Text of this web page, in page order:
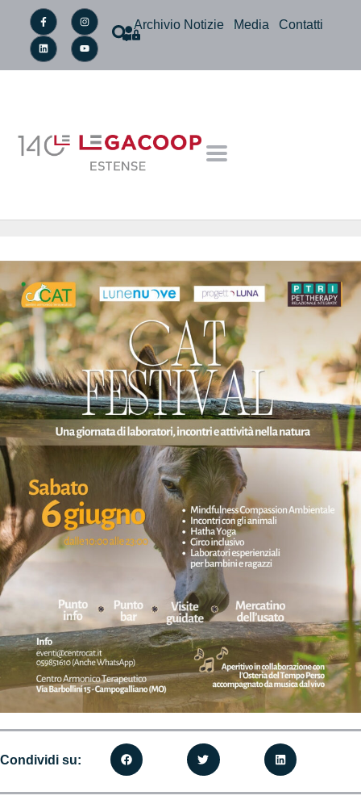
Archivio Notizie Media Contatti
Condividi su: